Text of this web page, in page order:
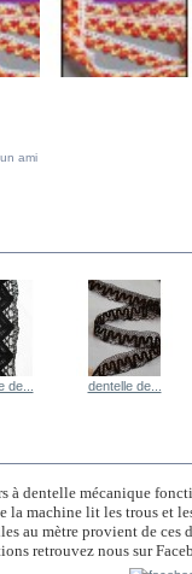
ami
de... dentelle de...
à dentelle mécanique
la machine lit les trous et
au mètre provient de ces
retrouvez nous sur